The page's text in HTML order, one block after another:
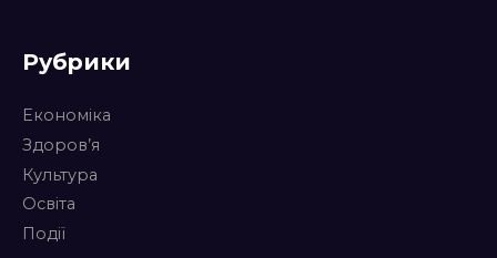
Рубрики
Економіка
Здоров’я
Культура
Освіта
Події